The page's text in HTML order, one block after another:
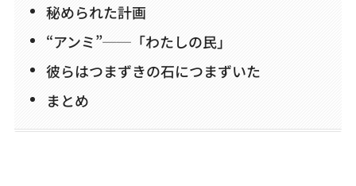
秘められた計画
“アンミ”──「わたしの民」
彼らはつまずきの石につまずいた
まとめ